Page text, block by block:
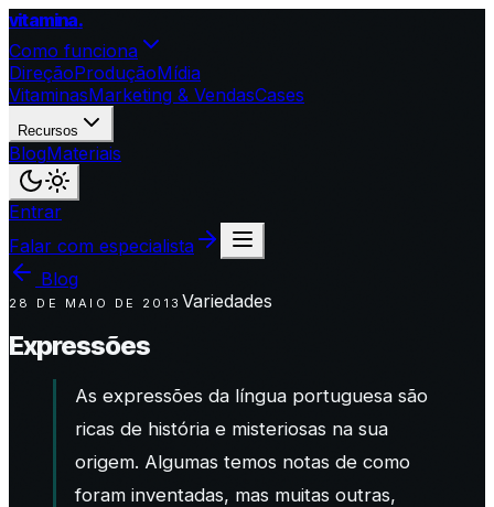
vitamina.
Como funciona
DireçãoProduçãoMídia
VitaminasMarketing & VendasCases
Recursos
BlogMateriais
Entrar
Falar com especialista
Blog
28 DE MAIO DE 2013 Variedades
Expressões
As expressões da língua portuguesa são
ricas de história e misteriosas na sua
origem. Algumas temos notas de como
foram inventadas, mas muitas outras,